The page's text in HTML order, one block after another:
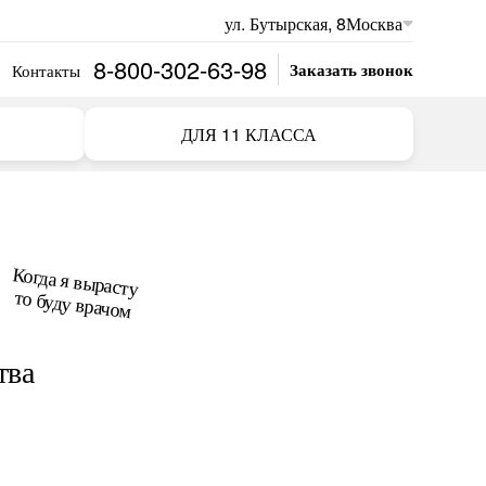
ул. Бутырская, 8Москва
Контакты 8-800-302-63-98 Заказать звонок
ДЛЯ 11 КЛАССА
Когда я вырасту
то буду врачом